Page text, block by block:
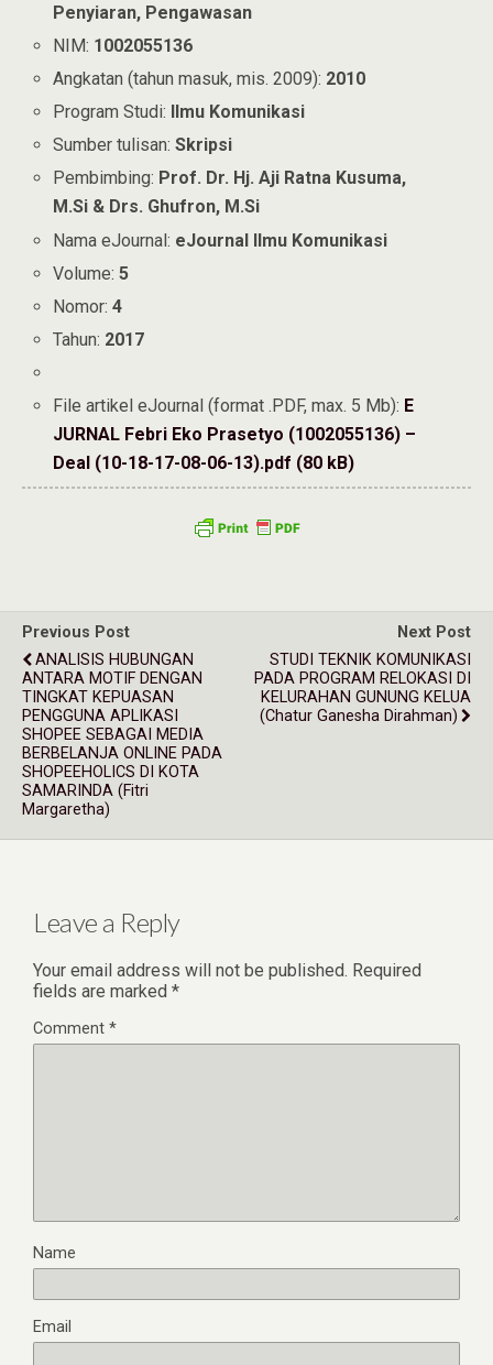
Penyiaran, Pengawasan
NIM: 1002055136
Angkatan (tahun masuk, mis. 2009): 2010
Program Studi: Ilmu Komunikasi
Sumber tulisan:Skripsi
Pembimbing: Prof. Dr. Hj. Aji Ratna Kusuma,
M.Si & Drs. Ghufron, M.Si
Nama eJournal: eJournal Ilmu Komunikasi
Volume:5
Nomor:4
Tahun: 2017
File artikel eJournal (format .PDF, max. 5 Mb): E
JURNAL Febri Eko Prasetyo (1002055136) –
Deal (10-18-17-08-06-13).pdf (80 kB)
Previous Post
ANALISIS HUBUNGAN
ANTARA MOTIF DENGAN
TINGKAT KEPUASAN
PENGGUNA APLIKASI
SHOPEE SEBAGAI MEDIA
BERBELANJA ONLINE PADA
SHOPEEHOLICS DI KOTA
SAMARINDA (Fitri
Margaretha)
Next Post
STUDI TEKNIK KOMUNIKASI
PADA PROGRAM RELOKASI DI
KELURAHAN GUNUNG KELUA
(Chatur Ganesha Dirahman)
Leave a Reply
Your email address will not be published. Required
fields are marked *
Comment *
Name
Email